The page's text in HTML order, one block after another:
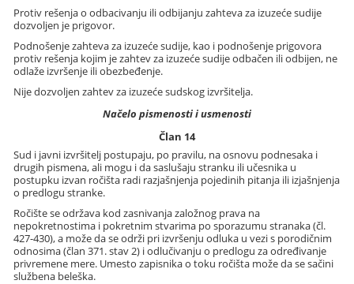
Protiv rešenja o odbacivanju ili odbijanju zahteva za izuzeće sudije
dozvoljen je prigovor.
Podnošenje zahteva za izuzeće sudije, kao i podnošenje prigovora
protiv rešenja kojim je zahtev za izuzeće sudije odbačen ili odbijen, ne
odlaže izvršenje ili obezbeđenje.
Nije dozvoljen zahtev za izuzeće sudskog izvršitelja.
Načelo pismenosti i usmenosti
Član 14
Sud i javni izvršitelj postupaju, po pravilu, na osnovu podnesaka i
drugih pismena, ali mogu i da saslušaju stranku ili učesnika u
postupku izvan ročišta radi razjašnjenja pojedinih pitanja ili izjašnjenja
o predlogu stranke.
Ročište se održava kod zasnivanja založnog prava na
nepokretnostima i pokretnim stvarima po sporazumu stranaka (čl.
427-430), a može da se održi pri izvršenju odluka u vezi s porodičnim
odnosima (član 371. stav 2) i odlučivanju o predlogu za određivanje
privremene mere. Umesto zapisnika o toku ročišta može da se sačini
službena beleška.